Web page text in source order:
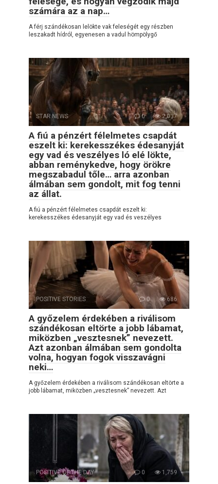
számára az a nap…
A férj szándékosan lelökte vak feleségét egy részben
leszakadt hídról, egyenesen a vadul hömpölygő
STAR NEWS 0 2,037
A fiú a pénzért félelmetes csapdát
eszelt ki: kerekesszékes édesanyját
egy vad és veszélyes ló elé lökte,
abban reménykedve, hogy örökre
megszabadul tőle… arra azonban
álmában sem gondolt, mit fog tenni
az állat.
A fiú a pénzért félelmetes csapdát eszelt ki:
kerekesszékes édesanyját egy vad és veszélyes
POSITIVE STORIES 0 686
A győzelem érdekében a riválisom
szándékosan eltörte a jobb lábamat,
miközben „vesztesnek” nevezett.
Azt azonban álmában sem gondolta
volna, hogyan fogok visszavágni
neki…
A győzelem érdekében a riválisom szándékosan eltörte a
jobb lábamat, miközben „vesztesnek” nevezett. Azt
POSITIVE OF THE DAY 0 1,759